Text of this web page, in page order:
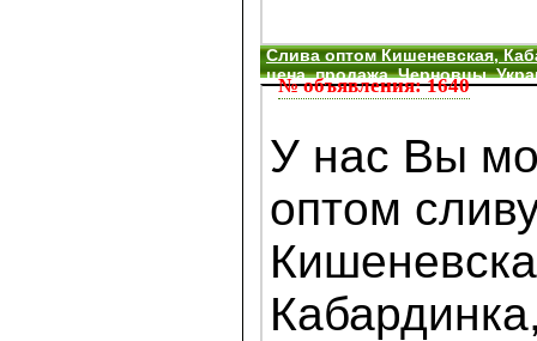
№ объявления: 1640
Слива оптом Кишеневская,
цена, продажа, Черновцы,
У нас Вы
оптом